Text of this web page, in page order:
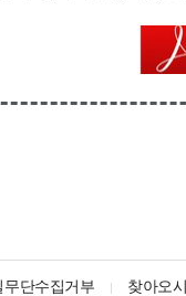
무단수집거부 찾아오